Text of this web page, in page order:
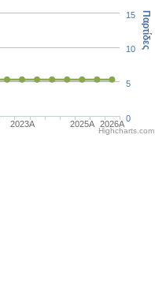
2023Α 2025A 2026A
0
5
10
15 Παρτίδες
Highcharts.com